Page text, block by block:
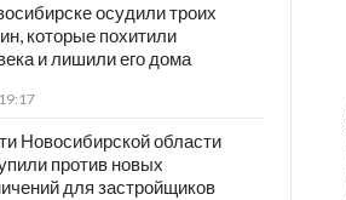
осудили троих
которые похитили
и лишили его дома
Новосибирской области
против новых
для застройщиков